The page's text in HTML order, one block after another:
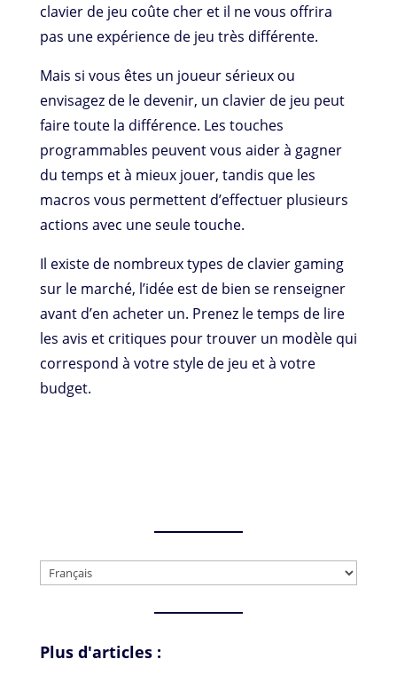
clavier de jeu coûte cher et il ne vous offrira
pas une expérience de jeu très différente.
Mais si vous êtes un joueur sérieux ou
envisagez de le devenir, un clavier de jeu peut
faire toute la différence. Les touches
programmables peuvent vous aider à gagner
du temps et à mieux jouer, tandis que les
macros vous permettent d’effectuer plusieurs
actions avec une seule touche.
Il existe de nombreux types de clavier gaming
sur le marché, l’idée est de bien se renseigner
avant d’en acheter un. Prenez le temps de lire
les avis et critiques pour trouver un modèle qui
correspond à votre style de jeu et à votre
budget.
Choisir
Plus d'articles :